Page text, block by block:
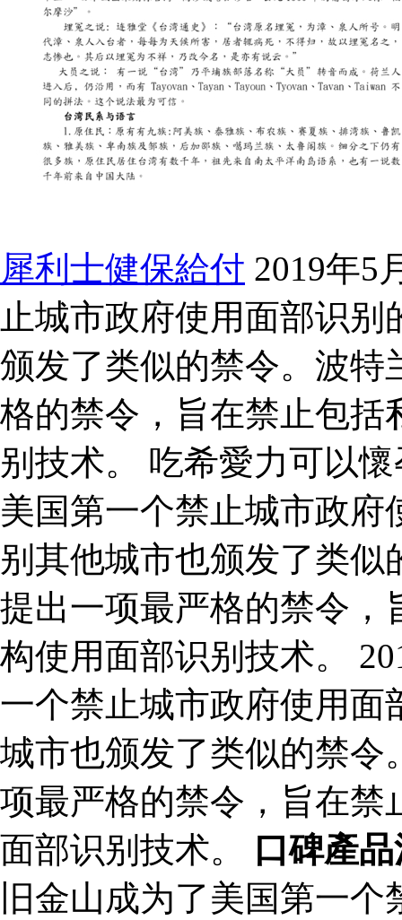
犀利士健保給付 2019年5
止城市政府使用面部识
颁发了类似的禁令。波特
格的禁令，旨在禁止包括
别技术。 吃希愛力可以
美国第一个禁止城市政
别其他城市也颁发了类似
提出一项最严格的禁令，
构使用面部识别技术。
一个禁止城市政府使用面
城市也颁发了类似的禁令
项最严格的禁令，旨在禁
面部识别技术。 口碑產
旧金山成为了美国第一